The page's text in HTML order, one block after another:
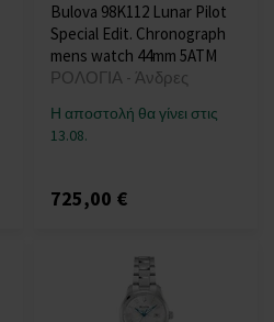
Bulova 98K112 Lunar Pilot
Special Edit. Chronograph
mens watch 44mm 5ATM
ΡΟΛΟΓΙΑ - Άνδρες
Η αποστολή θα γίνει στις
13.08.
725,00 €